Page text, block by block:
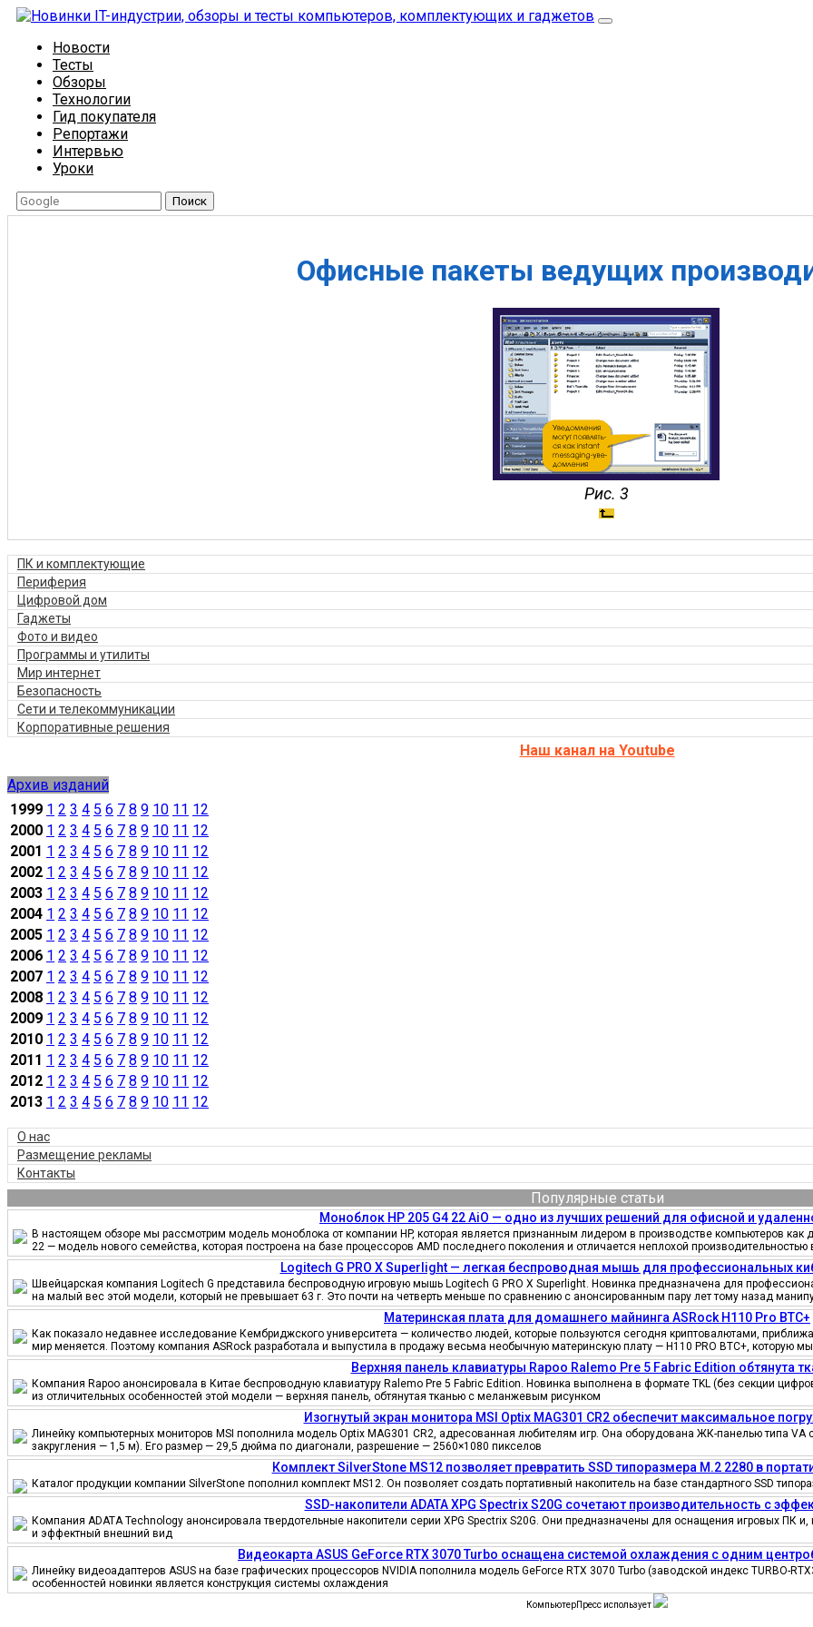
Новости
Тесты
Обзоры
Технологии
Гид покупателя
Репортажи
Интервью
Уроки
Поиск
Офисные пакеты ведущих
Рис. 3
ПК и комплектующие
Периферия
Цифровой дом
Гаджеты
Фото и видео
Программы и утилиты
Мир интернет
Безопасность
Сети и телекоммуникации
Корпоративные решения
Наш канал на Youtube
Архив изданий
1999 1 2 3 4 5 6 7 8 9 10 11 12
2000 1 2 3 4 5 6 7 8 9 10 11 12
2001 1 2 3 4 5 6 7 8 9 10 11 12
2002 1 2 3 4 5 6 7 8 9 10 11 12
2003 1 2 3 4 5 6 7 8 9 10 11 12
2004 1 2 3 4 5 6 7 8 9 10 11 12
2005 1 2 3 4 5 6 7 8 9 10 11 12
2006 1 2 3 4 5 6 7 8 9 10 11 12
2007 1 2 3 4 5 6 7 8 9 10 11 12
2008 1 2 3 4 5 6 7 8 9 10 11 12
2009 1 2 3 4 5 6 7 8 9 10 11 12
2010 1 2 3 4 5 6 7 8 9 10 11 12
2011 1 2 3 4 5 6 7 8 9 10 11 12
2012 1 2 3 4 5 6 7 8 9 10 11 12
2013 1 2 3 4 5 6 7 8 9 10 11 12
О нас
Размещение рекламы
Контакты
Популярные статьи
Моноблок HP 205 G4 22 AiO — одно из лучших решений для офисной и
В настоящем обзоре мы рассмотрим модель моноблока от компании HP, которая является признанным лидером в производстве компьютеров
22 — модель нового семейства, которая построена на базе процессоров AMD последнего поколения и отличается неплохой производительностью
Logitech G PRO X Superlight — легкая беспроводная мышь для профессиональных
Швейцарская компания Logitech G представила беспроводную игровую мышь Logitech G PRO X Superlight. Новинка предназначена для
на малый вес этой модели, который не превышает 63 г. Это почти на четверть меньше по сравнению с анонсированным пару лет тому назад
Материнская плата для домашнего майнинга ASRock H110 Pro BTC+
Как показало недавнее исследование Кембриджского университета — количество людей, которые пользуются сегодня криптовалютами,
мир меняется. Поэтому компания ASRock разработала и выпустила в продажу весьма необычную материнскую плату — H110 PRO BTC+, которую
Верхняя панель клавиатуры Rapoo Ralemo Pre 5 Fabric Edition обтянута
Компания Rapoo анонсировала в Китае беспроводную клавиатуру Ralemo Pre 5 Fabric Edition. Новинка выполнена в формате TKL (без секции
из отличительных особенностей этой модели — верхняя панель, обтянутая тканью с меланжевым рисунком
Изогнутый экран монитора MSI Optix MAG301 CR2 обеспечит максимальное
Линейку компьютерных мониторов MSI пополнила модель Optix MAG301 CR2, адресованная любителям игр. Она оборудована ЖК-панелью типа
закругления — 1,5 м). Его размер — 29,5 дюйма по диагонали, разрешение — 2560×1080 пикселов
Комплект SilverStone MS12 позволяет превратить SSD типоразмера M.2 2280 в
Каталог продукции компании SilverStone пополнил комплект MS12. Он позволяет создать портативный накопитель на базе стандартного SSD
SSD-накопители ADATA XPG Spectrix S20G сочетают производительность с
Компания ADATA Technology анонсировала твердотельные накопители серии XPG Spectrix S20G. Они предназначены для оснащения игровых ПК
и эффектный внешний вид
Видеокарта ASUS GeForce RTX 3070 Turbo оснащена системой охлаждения с одним
Линейку видеоадаптеров ASUS на базе графических процессоров NVIDIA пополнила модель GeForce RTX 3070 Turbo (заводской индекс TURBO-
особенностей новинки является конструкция системы охлаждения
КомпьютерПресс использует